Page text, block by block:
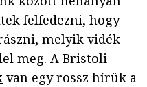
felfedezni, hogy
melyik vidék
meg. A Bristoli
van egy rossz hírük a